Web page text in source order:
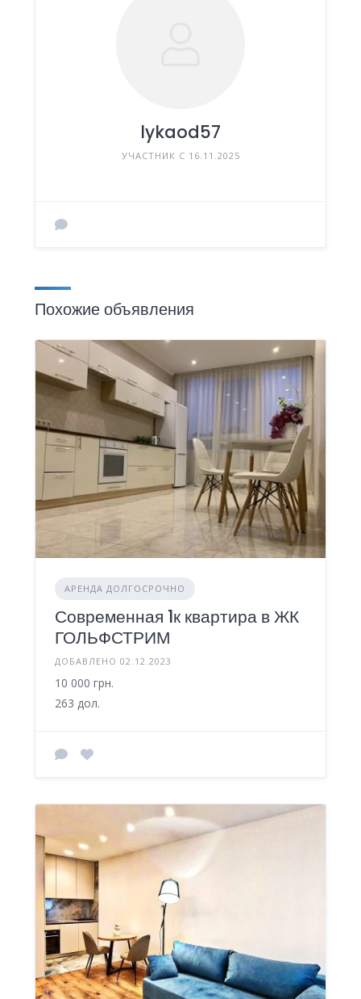
lykaod57
УЧАСТНИК С 16.11.2025
Похожие объявления
АРЕНДА ДОЛГОСРОЧНО
Современная 1к квартира в ЖК
ГОЛЬФСТРИМ
ДОБАВЛЕНО 02.12.2023
10 000 грн.
263 дол.